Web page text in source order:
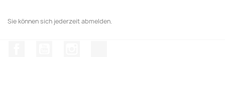
Sie können sich jederzeit abmelden.